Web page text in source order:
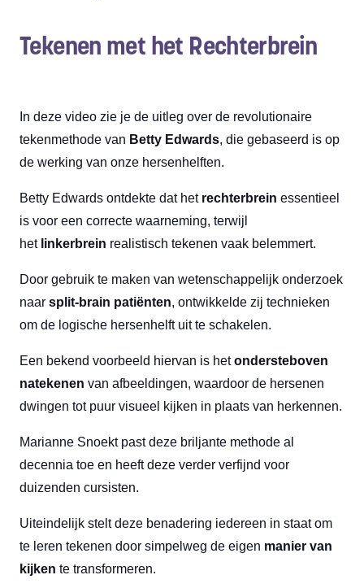
Tekenen met het Rechterbrein
In deze video zie je de uitleg over de revolutionaire
tekenmethode van Betty Edwards, die gebaseerd is op
de werking van onze hersenhelften.
Betty Edwards ontdekte dat het rechterbrein essentieel
is voor een correcte waarneming, terwijl
het linkerbrein realistisch tekenen vaak belemmert.
Door gebruik te maken van wetenschappelijk onderzoek
naar split-brain patiënten, ontwikkelde zij technieken
om de logische hersenhelft uit te schakelen.
Een bekend voorbeeld hiervan is het ondersteboven
natekenen van afbeeldingen, waardoor de hersenen
dwingen tot puur visueel kijken in plaats van herkennen.
Marianne Snoekt past deze briljante methode al
decennia toe en heeft deze verder verfijnd voor
duizenden cursisten.
Uiteindelijk stelt deze benadering iedereen in staat om
te leren tekenen door simpelweg de eigen manier van
kijken te transformeren.